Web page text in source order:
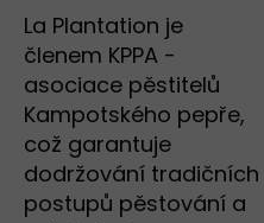
La Plantation je
členem KPPA -
asociace pěstitelů
Kampotského pepře,
což garantuje
dodržování tradičních
postupů pěstování a